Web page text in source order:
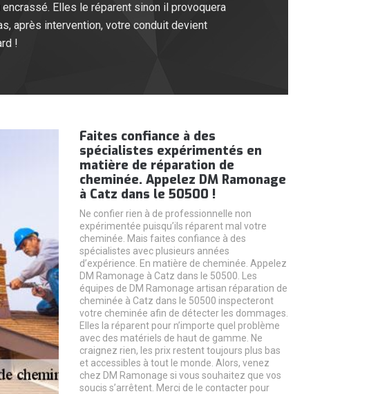
Elles le réparent sinon il provoquera
après intervention, votre conduit devient
!
Faites confiance à des
spécialistes expérimentés en
matière de réparation de
cheminée. Appelez DM Ramonage
à Catz dans le 50500 !
Ne confier rien à de professionnelle non
expérimentée puisqu’ils réparent mal votre
cheminée. Mais faites confiance à des
spécialistes avec plusieurs années
d’expérience. En matière de cheminée. Appelez
DM Ramonage à Catz dans le 50500. Les
équipes de DM Ramonage artisan réparation de
cheminée à Catz dans le 50500 inspecteront
votre cheminée afin de détecter les dommages.
Elles la réparent pour n’importe quel problème
avec des matériels de haut de gamme. Ne
craignez rien, les prix restent toujours plus bas
et accessibles à tout le monde. Alors, venez
chez DM Ramonage si vous souhaitez que vos
soucis s’arrêtent. Merci de le contacter pour